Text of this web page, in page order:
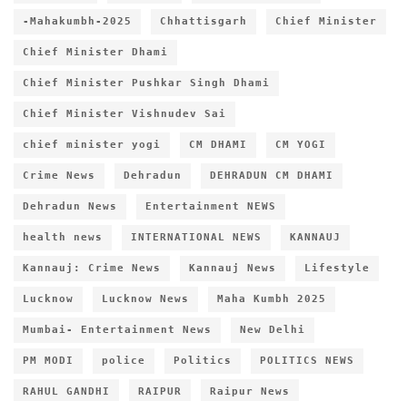
-Mahakumbh-2025 Chhattisgarh Chief Minister
Chief Minister Dhami
Chief Minister Pushkar Singh Dhami
Chief Minister Vishnudev Sai
chief minister yogi CM DHAMI CM YOGI
Crime News Dehradun DEHRADUN CM DHAMI
Dehradun News Entertainment NEWS
health news INTERNATIONAL NEWS KANNAUJ
Kannauj: Crime News Kannauj News Lifestyle
Lucknow Lucknow News Maha Kumbh 2025
Mumbai- Entertainment News New Delhi
PM MODI police Politics POLITICS NEWS
RAHUL GANDHI RAIPUR Raipur News